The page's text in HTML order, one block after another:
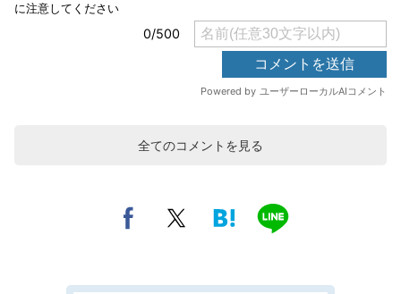
全てのコメントを見る